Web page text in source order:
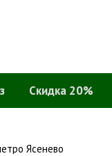
Скидка 20%
Ясенево